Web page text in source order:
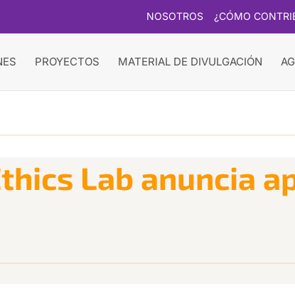
NOSOTROS ¿CÓMO
PROYECTOS MATERIAL DE DIVULGACIÓN
Lab anuncia